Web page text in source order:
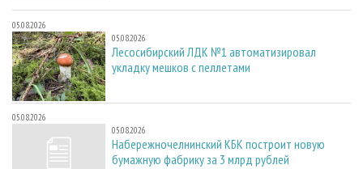
ЦБП
ИНСТРУМЕНТ И МАТЕРИАЛЫ
ГАЗЕТА ЛЕСПРОМФОРУМ
БИБЛИОТЕКА СПЕЦИАЛИСТА
05.08.2026
05.08.2026
Лесосибирский ЛДК №1 автоматизировал
укладку мешков с пеллетами
05.08.2026
05.08.2026
Набережночелнинский КБК построит новую
бумажную фабрику за 3 млрд рублей